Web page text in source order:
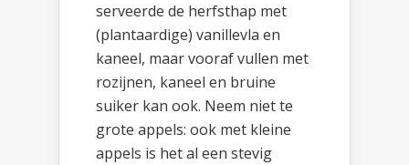
serveerde de herfsthap met
(plantaardige) vanillevla en
kaneel, maar vooraf vullen met
rozijnen, kaneel en bruine
suiker kan ook. Neem niet te
grote appels: ook met kleine
appels is het al een stevig